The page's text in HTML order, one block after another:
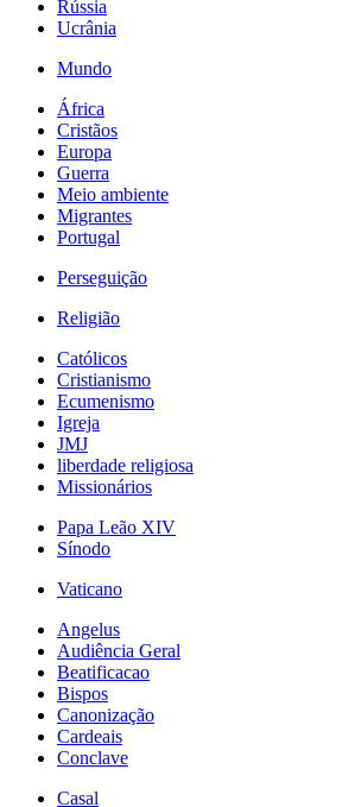
Rússia
Ucrânia
Mundo
África
Cristãos
Europa
Guerra
Meio ambiente
Migrantes
Portugal
Perseguição
Religião
Católicos
Cristianismo
Ecumenismo
Igreja
JMJ
liberdade religiosa
Missionários
Papa Leão XIV
Sínodo
Vaticano
Angelus
Audiência Geral
Beatificacao
Bispos
Canonização
Cardeais
Conclave
Casal